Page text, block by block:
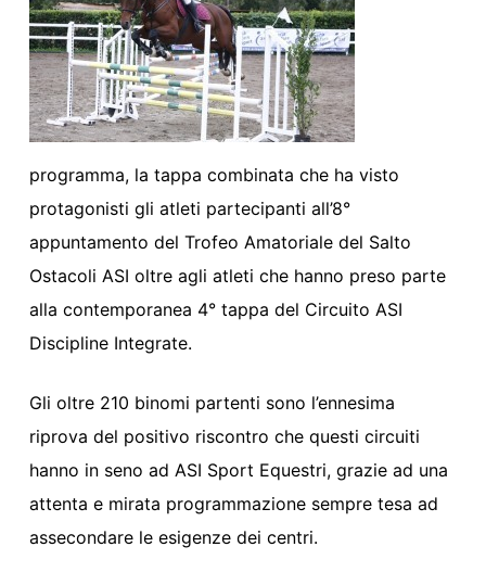
programma, la tappa combinata che ha visto
protagonisti gli atleti partecipanti all’8°
appuntamento del Trofeo Amatoriale del Salto
Ostacoli ASI oltre agli atleti che hanno preso parte
alla contemporanea 4° tappa del Circuito ASI
Discipline Integrate.
Gli oltre 210 binomi partenti sono l’ennesima
riprova del positivo riscontro che questi circuiti
hanno in seno ad ASI Sport Equestri, grazie ad una
attenta e mirata programmazione sempre tesa ad
assecondare le esigenze dei centri.